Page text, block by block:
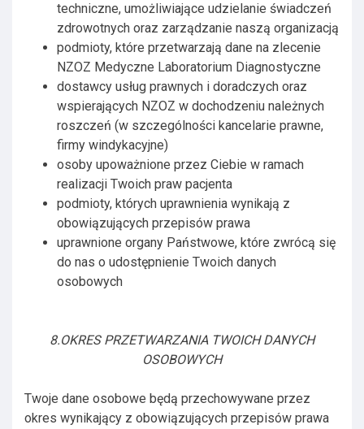
techniczne, umożliwiające udzielanie świadczeń
zdrowotnych oraz zarządzanie naszą organizacją
podmioty, które przetwarzają dane na zlecenie
NZOZ Medyczne Laboratorium Diagnostyczne
dostawcy usług prawnych i doradczych oraz
wspierających NZOZ w dochodzeniu należnych
roszczeń (w szczególności kancelarie prawne,
firmy windykacyjne)
osoby upoważnione przez Ciebie w ramach
realizacji Twoich praw pacjenta
podmioty, których uprawnienia wynikają z
obowiązujących przepisów prawa
uprawnione organy Państwowe, które zwrócą się
do nas o udostępnienie Twoich danych
osobowych
8.OKRES PRZETWARZANIA TWOICH DANYCH
OSOBOWYCH
Twoje dane osobowe będą przechowywane przez
okres wynikający z obowiązujących przepisów prawa